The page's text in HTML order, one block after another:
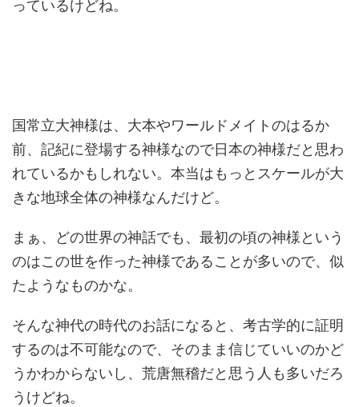
国常立大神様は、大本やワールドメイトのはるか
前、記紀に登場する神様なので日本の神様だと思わ
れているかもしれない。本当はもっとスケールが大
きな地球全体の神様なんだけど。
まぁ、どの世界の神話でも、最初の頃の神様という
のはこの世を作った神様であることが多いので、似
たようなものかな。
そんな神代の時代のお話になると、考古学的に証明
するのは不可能なので、そのまま信じていいのかど
うかわからないし、荒唐無稽だと思う人も多いだろ
うけどね。